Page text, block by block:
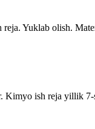
Yuklab olish.
Kimyo ish reja